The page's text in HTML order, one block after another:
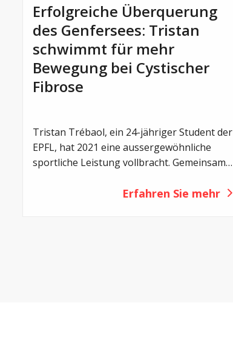
Erfolgreiche Überquerung
des Genfersees: Tristan
schwimmt für mehr
Bewegung bei Cystischer
Fibrose
Tristan Trébaol, ein 24-jähriger Student der
EPFL, hat 2021 eine aussergewöhnliche
sportliche Leistung vollbracht. Gemeinsam
den Genfersee – 14 Kilometer in nur 5
Erfahren Sie mehr